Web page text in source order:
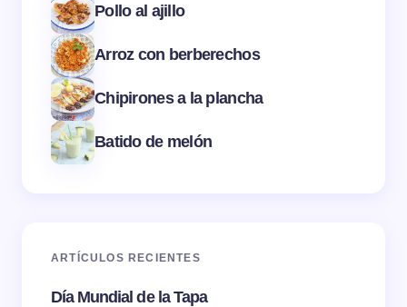
Pollo al ajillo
Arroz con berberechos
Chipirones a la plancha
Batido de melón
ARTÍCULOS RECIENTES
Día Mundial de la Tapa